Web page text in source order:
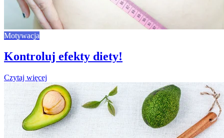
Motywacja
Kontroluj efekty diety!
Czytaj więcej